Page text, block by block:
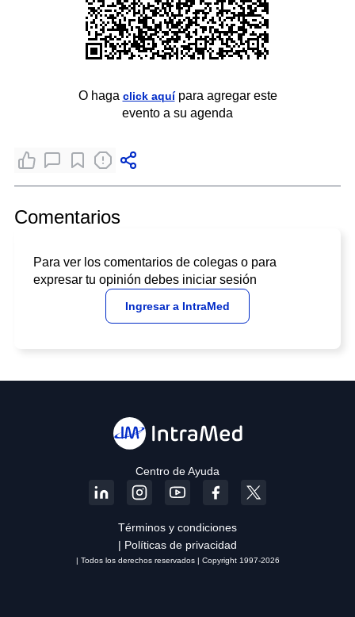
O haga click aquípara agregar este
evento a su agenda
Comentarios
Para ver los comentarios de colegas o para
expresar tu opinión debes iniciar sesión
Ingresar a IntraMed
Centro de Ayuda
Términos y condiciones
| Políticas de privacidad
| Todos los derechos reservados | Copyright 1997-2026